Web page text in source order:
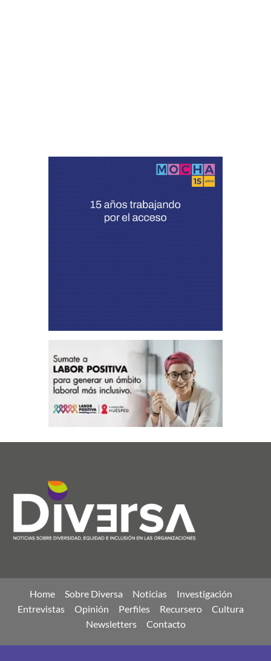
Home Sobre Diversa Noticias
Investigación
Entrevistas
Opinión Perfiles Recursero
Cultura
Newsletters
Contacto